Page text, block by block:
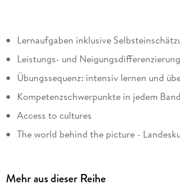
Lernaufgaben inklusive
Leistungs- und Neigungsdifferenzierung
Übungssequenz: intensiv lernen und
Kompetenzschwerpunkte in jedem Band
Access to cultures
The world behind the picture -
Mehr aus dieser Reihe